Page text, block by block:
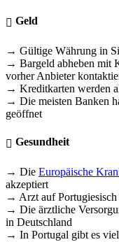
Geld
→ Gültige Währung in
→ Bargeld abheben mit
vorher Anbieter
→ Kreditkarten werden
→ Die meisten Banken
geöffnet
Gesundheit
→ Die Europäische
akzeptiert
→ Arzt auf Portugiesisch
→ Die ärztliche
in Deutschland
→ In Portugal gibt es